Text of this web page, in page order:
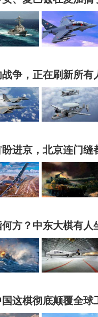
争，正在刷新所有
进京，北京连门缝
方？中东大棋有人
这棋彻底颠覆全球